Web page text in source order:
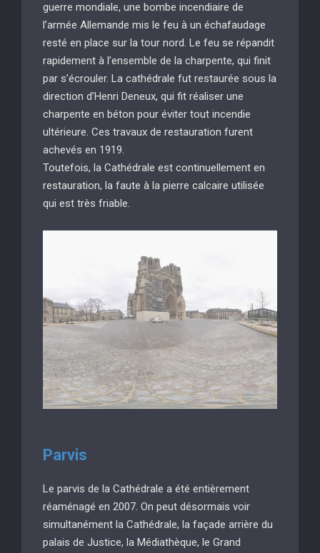
guerre mondiale, une bombe incendiaire de
l’armée Allemande mis le feu à un échafaudage
resté en place sur la tour nord. Le feu se répandit
rapidement à l’ensemble de la charpente, qui finit
par s’écrouler. La cathédrale fut restaurée sous la
direction d’Henri Deneux, qui fit réaliser une
charpente en béton pour éviter tout incendie
ultérieure. Ces travaux de restauration furent
achevés en 1919.
Toutefois, la Cathédrale est continuellement en
restauration, la faute à la pierre calcaire utilisée
qui est très friable.
Parvis
Le parvis de la Cathédrale a été entièrement
réaménagé en 2007. On peut désormais voir
simultanément la Cathédrale, la façade arrière du
palais de Justice, la Médiathèque, le Grand